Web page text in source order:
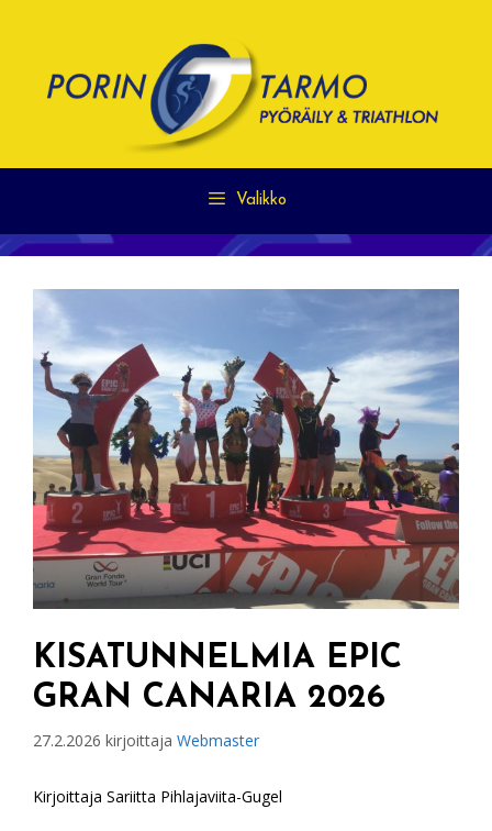
Valikko
KISATUNNELMIA EPIC
GRAN CANARIA 2026
27.2.2026 kirjoittaja Webmaster
Kirjoittaja Sariitta Pihlajaviita-Gugel